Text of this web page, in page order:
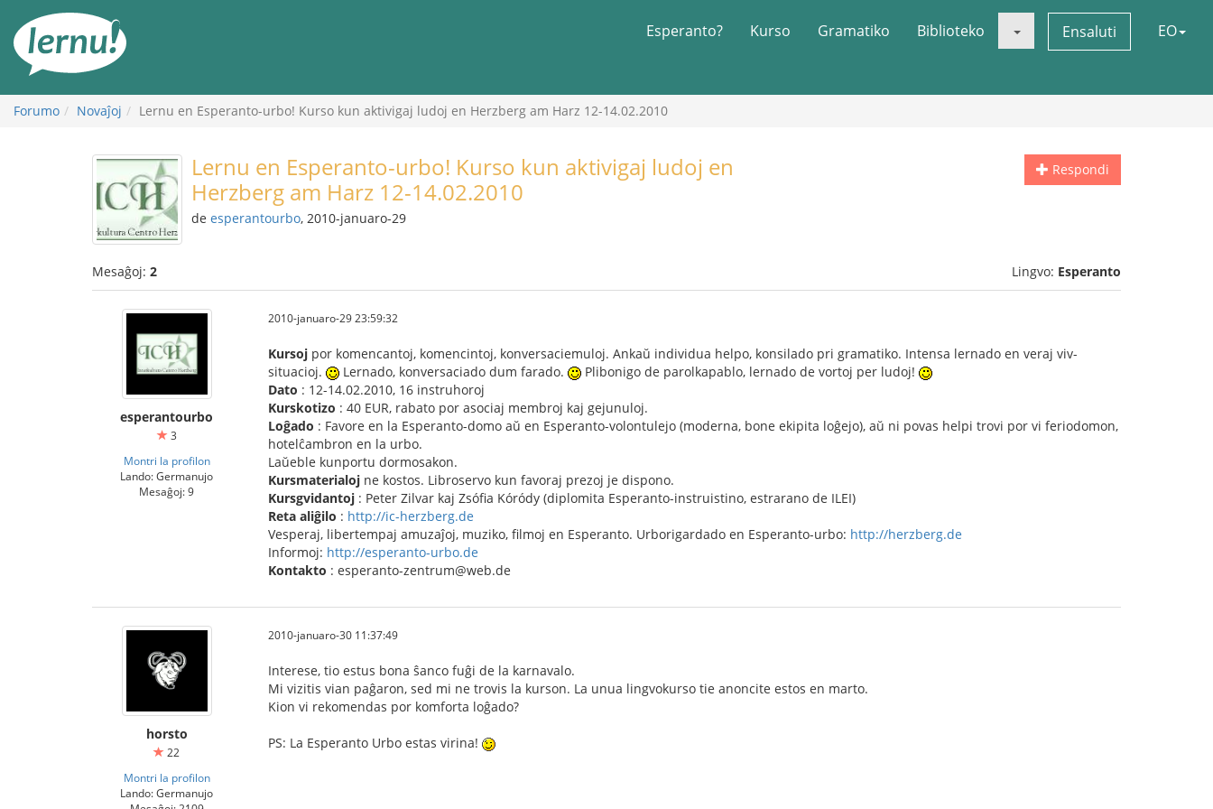
enhavo
Esperanto? Kurso Gramatiko Biblioteko Ensaluti EO
Forumo Novaĵoj Lernu en Esperanto-urbo! Kurso kun aktivigaj ludoj en Herzberg am Harz 12-14.02.2010
Respondi
Lernu en Esperanto-urbo! Kurso kun aktivigaj ludoj en
Herzberg am Harz 12-14.02.2010
de esperantourbo, 2010-januaro-29
Mesaĝoj: 2 Lingvo: Esperanto
esperantourbo
3
Montri la profilon
Lando: Germanujo
Mesaĝoj: 9
2010-januaro-29 23:59:32
Kursoj por komencantoj, komencintoj, konversaciemuloj. Ankaŭ individua helpo, konsilado pri gramatiko. Intensa lernado en veraj viv-
situacioj.
Lernado, konversaciado dum farado.
Plibonigo de parolkapablo, lernado de vortoj per ludoj!
Dato : 12-14.02.2010, 16 instruhoroj
Kurskotizo : 40 EUR, rabato por asociaj membroj kaj gejunuloj.
Loĝado : Favore en la Esperanto-domo aŭ en Esperanto-volontulejo (moderna, bone ekipita loĝejo), aŭ ni povas helpi trovi por vi feriodomon,
hotelĉambron en la urbo.
Laŭeble kunportu dormosakon.
Kursmaterialoj ne kostos. Libroservo kun favoraj prezoj je dispono.
Kursgvidantoj : Peter Zilvar kaj Zsófia Kóródy (diplomita Esperanto-instruistino, estrarano de ILEI)
Reta aliĝilo : http://ic-herzberg.de
Vesperaj, libertempaj amuzaĵoj, muziko, filmoj en Esperanto. Urborigardado en Esperanto-urbo: http://herzberg.de
Informoj: http://esperanto-urbo.de
Kontakto : esperanto-zentrum@web.de
horsto
22
Montri la profilon
Lando: Germanujo
2010-januaro-30 11:37:49
Interese, tio estus bona ŝanco fuĝi de la karnavalo.
Mi vizitis vian paĝaron, sed mi ne trovis la kurson. La unua lingvokurso tie anoncite estos en marto.
Kion vi rekomendas por komforta loĝado?
PS: La Esperanto Urbo estas virina!